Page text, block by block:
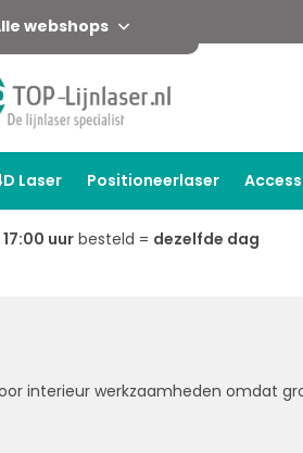
webshops
Laser Positioneerlaser
uurbesteld = dezelfde dag
interieur werkzaamheden omdat